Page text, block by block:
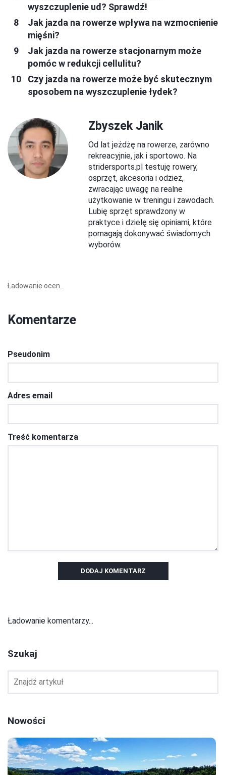
wyszczuplenie ud? Sprawdź!
Jak jazda na rowerze wpływa na wzmocnienie
mięśni?
Jak jazda na rowerze stacjonarnym może
pomóc w redukcji cellulitu?
Czy jazda na rowerze może być skutecznym
sposobem na wyszczuplenie łydek?
Zbyszek Janik
Od lat jeżdżę na rowerze, zarówno
rekreacyjnie, jak i sportowo. Na
stridersports.pl testuję rowery,
osprzęt, akcesoria i odzież,
zwracając uwagę na realne
użytkowanie w treningu i zawodach.
Lubię sprzęt sprawdzony w
praktyce i dzielę się opiniami, które
pomagają dokonywać świadomych
wyborów.
Ładowanie ocen...
Komentarze
Pseudonim
Adres email
Treść komentarza
DODAJ KOMENTARZ
Ładowanie komentarzy...
Szukaj
Nowości